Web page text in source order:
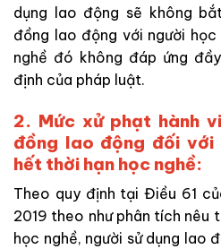
dụng lao động sẽ không
đồng lao động với người học
nghề đó không đáp ứng
định của pháp luật.
2. Mức xử phạt hành
đồng lao động đối với
hết thời hạn học nghề:
Theo quy định tại Điều 61
2019 theo như phân tích nêu
học nghề, người sử dụng lao